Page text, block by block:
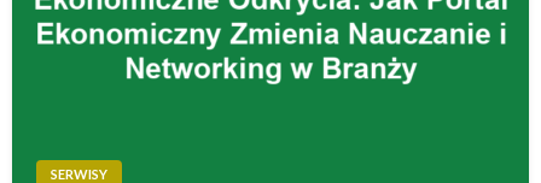
SERWISY